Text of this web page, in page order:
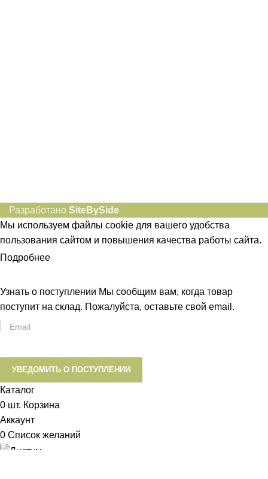
Разработано SiteBySide
Мы используем файлы cookie для вашего удобства
пользования сайтом и повышения качества работы сайта.
Подробнее
Узнать о поступлении Мы сообщим вам, когда товар
поступит на склад. Пожалуйста, оставьте свой email.
УВЕДОМИТЬ О ПОСТУПЛЕНИИ
Каталог
0 шт. Корзина
Аккаунт
0 Список желаний